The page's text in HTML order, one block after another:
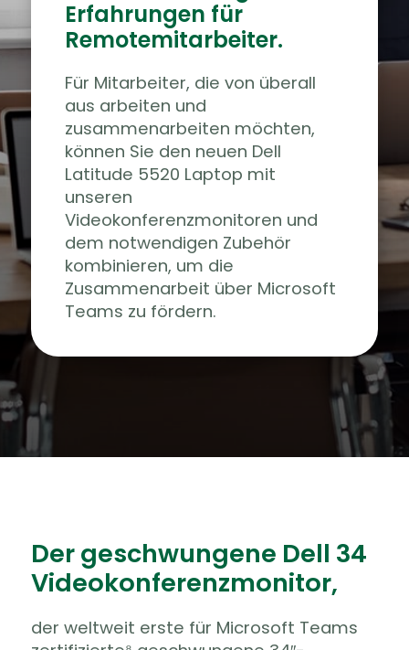
Erfahrungen für
Remotemitarbeiter.
Für Mitarbeiter, die von überall
aus arbeiten und
zusammenarbeiten möchten,
können Sie den neuen Dell
Latitude 5520 Laptop mit
unseren
Videokonferenzmonitoren und
dem notwendigen Zubehör
kombinieren, um die
Zusammenarbeit über Microsoft
Teams zu fördern.
Der geschwungene Dell 34
Videokonferenzmonitor,
der weltweit erste für Microsoft Teams